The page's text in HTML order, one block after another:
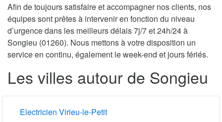
Afin de toujours satisfaire et accompagner nos clients, nos
équipes sont prêtes à intervenir en fonction du niveau
d’urgence dans les meilleurs délais 7j/7 et 24h/24 à
Songieu (01260). Nous mettons à votre disposition un
service en continu, également le week-end et jours fériés.
Les villes autour de Songieu
Electricien Virieu-le-Petit